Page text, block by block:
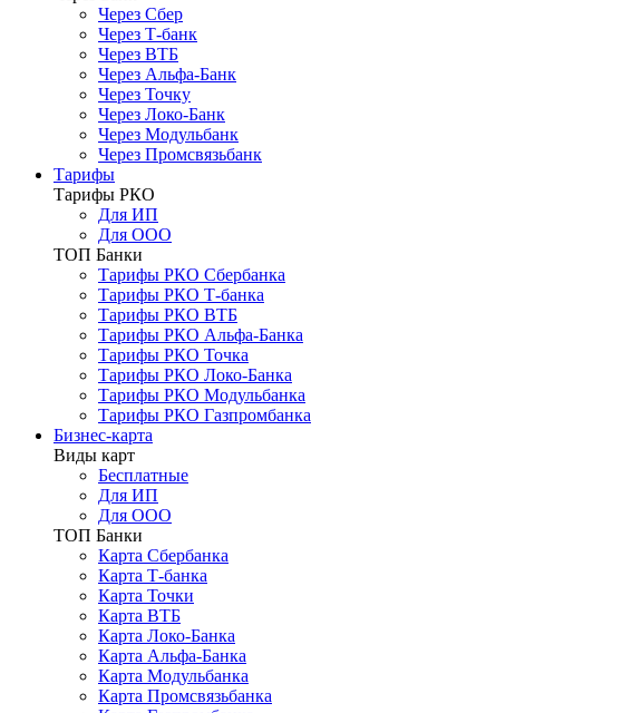
Через Сбер
Через Т-банк
Через ВТБ
Через Альфа-Банк
Через Точку
Через Локо-Банк
Через Модульбанк
Через Промсвязьбанк
Тарифы
Тарифы РКО
Для ИП
Для ООО
ТОП Банки
Тарифы РКО Сбербанка
Тарифы РКО Т-банка
Тарифы РКО ВТБ
Тарифы РКО Альфа-Банка
Тарифы РКО Точка
Тарифы РКО Локо-Банка
Тарифы РКО Модульбанка
Тарифы РКО Газпромбанка
Бизнес-карта
Виды карт
Бесплатные
Для ИП
Для ООО
ТОП Банки
Карта Сбербанка
Карта Т-банка
Карта Точки
Карта ВТБ
Карта Локо-Банка
Карта Альфа-Банка
Карта Модульбанка
Карта Промсвязьбанка